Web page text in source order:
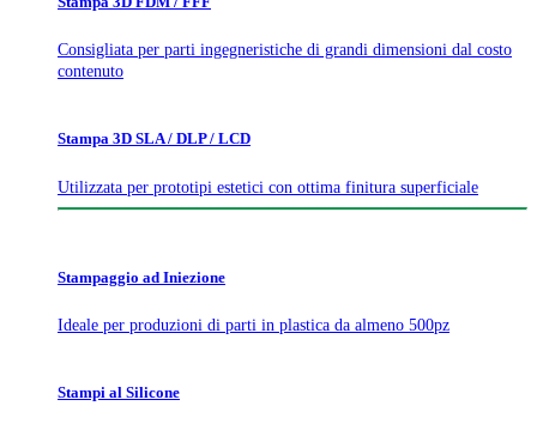
Consigliata per parti ingegneristiche di grandi dimensioni dal costo
contenuto
Stampa 3D SLA / DLP / LCD
Utilizzata per prototipi estetici con ottima finitura superficiale
Stampaggio ad Iniezione
Ideale per produzioni di parti in plastica da almeno 500pz
Stampi al Silicone